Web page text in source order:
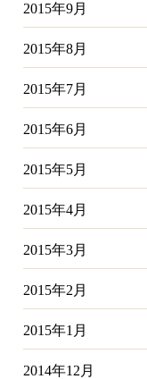
2015年9月
2015年8月
2015年7月
2015年6月
2015年5月
2015年4月
2015年3月
2015年2月
2015年1月
2014年12月